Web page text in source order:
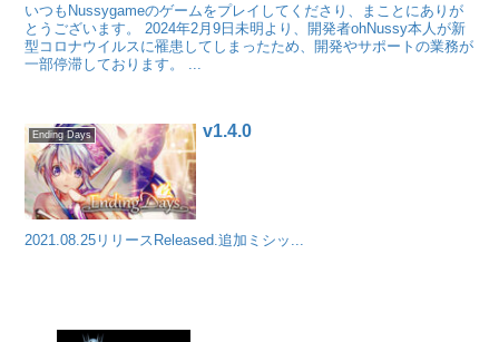
いつもNussygameのゲームをプレイしてくださり、まことにありが
とうございます。 2024年2月9日未明より、開発者ohNussy本人が新
型コロナウイルスに罹患してしまったため、開発やサポートの業務が
一部停滞しております。 ...
Ending Days v1.4.0
2021.08.25リリースReleased.追加ミシッ...